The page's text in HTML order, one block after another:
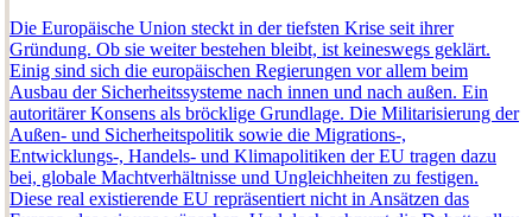
Die Europäische Union steckt in der tiefsten Krise seit ihrer
Gründung. Ob sie weiter bestehen bleibt, ist keineswegs geklärt.
Einig sind sich die europäischen Regierungen vor allem beim
Ausbau der Sicherheitssysteme nach innen und nach außen. Ein
autoritärer Konsens als bröcklige Grundlage. Die Militarisierung der
Außen- und Sicherheitspolitik sowie die Migrations-,
Entwicklungs-, Handels- und Klimapolitiken der EU tragen dazu
bei, globale Machtverhältnisse und Ungleichheiten zu festigen.
Diese real existierende EU repräsentiert nicht in Ansätzen das